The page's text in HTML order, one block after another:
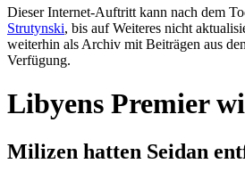
Dieser Internet-Auftritt kann nach dem
Strutynski, bis auf Weiteres nicht
weiterhin als Archiv mit Beiträgen aus
Verfügung.
Libyens Premier
Milizen hatten Seidan